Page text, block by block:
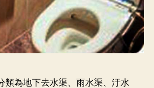
類為地下去水渠、雨水渠、汙水